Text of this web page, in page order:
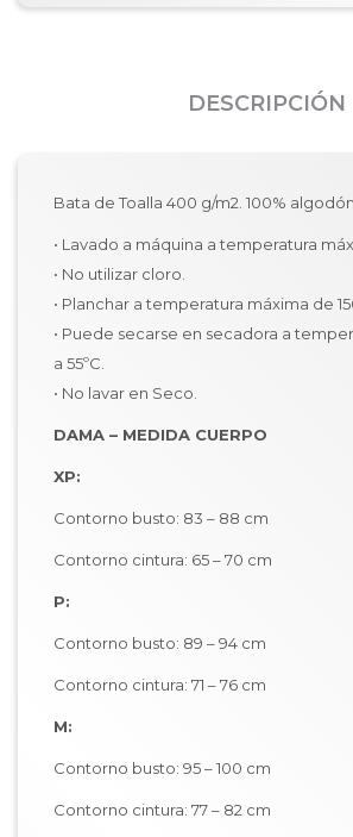
DESCRIPCIÓN
Bata de Toalla 400 g/m2. 100% algodón.
• Lavado a máquina a temperatura
• No utilizar cloro.
• Planchar a temperatura máxima de
• Puede secarse en secadora a
a 55ºC.
• No lavar en Seco.
DAMA – MEDIDA CUERPO
XP:
Contorno busto: 83 – 88 cm
Contorno cintura: 65 – 70 cm
P:
Contorno busto: 89 – 94 cm
Contorno cintura: 71 – 76 cm
M:
Contorno busto: 95 – 100 cm
Contorno cintura: 77 – 82 cm